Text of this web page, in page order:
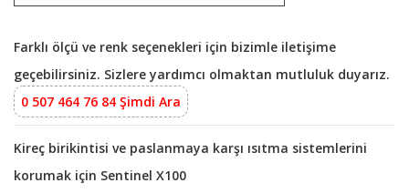
Farklı ölçü ve renk seçenekleri için bizimle iletişime
geçebilirsiniz. Sizlere yardımcı olmaktan mutluluk duyarız.
0 507 464 76 84 Şimdi Ara
Kireç birikintisi ve paslanmaya karşı ısıtma sistemlerini
korumak için Sentinel X100